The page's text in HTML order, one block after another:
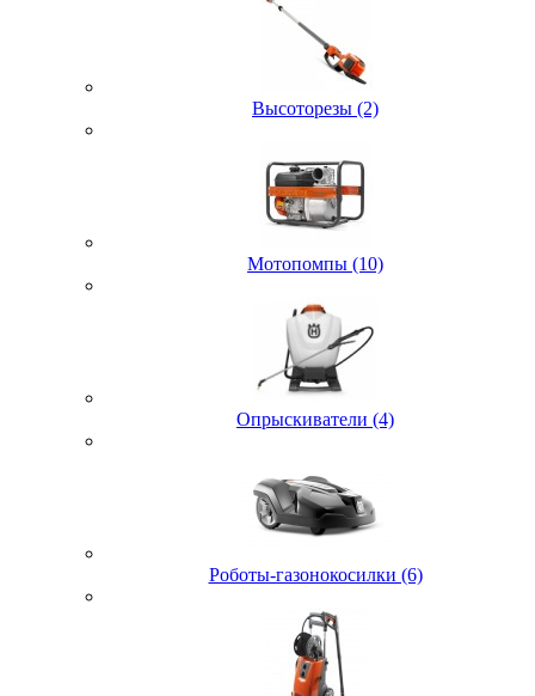
Высоторезы (2)
Мотопомпы (10)
Опрыскиватели (4)
Роботы-газонокосилки (6)